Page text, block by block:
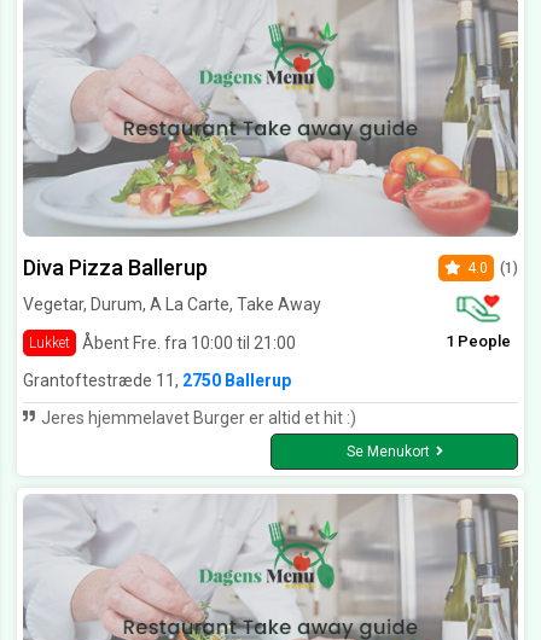
Diva Pizza Ballerup
Vegetar, Durum, A La Carte, Take Away
Lukket Åbent Fre. fra 10:00 til 21:00
4.0 (1)
1 People
Grantoftestræde 11, 2750 Ballerup
Jeres hjemmelavet Burger er altid et hit :)
Se Menukort